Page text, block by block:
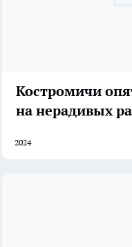
Костромичи
на нерадивых
2024